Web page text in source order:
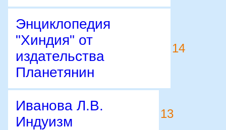
Энциклопедия
"Хиндия" от
издательства
Планетянин
14
Иванова Л.В.
Индуизм
13